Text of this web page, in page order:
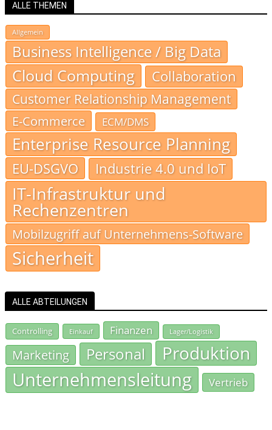
ALLE THEMEN
Allgemein
Business Intelligence / Big Data
Cloud Computing Collaboration
Customer Relationship Management
E-Commerce
ECM/DMS
Enterprise Resource Planning
EU-DSGVO Industrie 4.0 und IoT
IT-Infrastruktur und
Rechenzentren
Mobilzugriff auf Unternehmens-Software
Sicherheit
ALLE ABTEILUNGEN
Controlling Einkauf Finanzen Lager/Logistik
Marketing Personal Produktion
Unternehmensleitung Vertrieb